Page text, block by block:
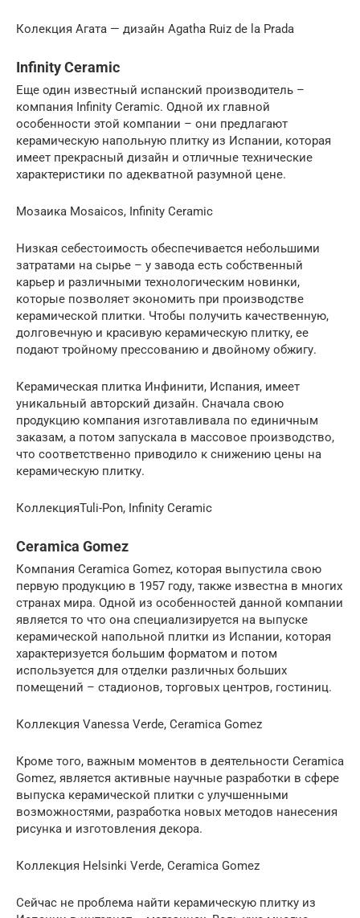
Колекция Агата — дизайн Agatha Ruiz de la Prada
Infinity Ceramic
Еще один известный испанский производитель –
компания Infinity Ceramic. Одной их главной
особенности этой компании – они предлагают
керамическую напольную плитку из Испании, которая
имеет прекрасный дизайн и отличные технические
характеристики по адекватной разумной цене.
Мозаика Mosaicos, Infinity Ceramic
Низкая себестоимость обеспечивается небольшими
затратами на сырье – у завода есть собственный
карьер и различными технологическим новинки,
которые позволяет экономить при производстве
керамической плитки. Чтобы получить качественную,
долговечную и красивую керамическую плитку, ее
подают тройному прессованию и двойному обжигу.
Керамическая плитка Инфинити, Испания, имеет
уникальный авторский дизайн. Сначала свою
продукцию компания изготавливала по единичным
заказам, а потом запускала в массовое производство,
что соответственно приводило к снижению цены на
керамическую плитку.
КоллекцияTuli-Pon, Infinity Ceramic
Ceramica Gomez
Компания Ceramica Gomez, которая выпустила свою
первую продукцию в 1957 году, также известна в многих
странах мира. Одной из особенностей данной компании
является то что она специализируется на выпуске
керамической напольной плитки из Испании, которая
характеризуется большим форматом и потом
используется для отделки различных больших
помещений – стадионов, торговых центров, гостиниц.
Коллекция Vanessa Verde, Ceramica Gomez
Кроме того, важным моментов в деятельности Ceramica
Gomez, является активные научные разработки в сфере
выпуска керамической плитки с улучшенными
возможностями, разработка новых методов нанесения
рисунка и изготовления декора.
Коллекция Helsinki Verde, Ceramica Gomez
Сейчас не проблема найти керамическую плитку из